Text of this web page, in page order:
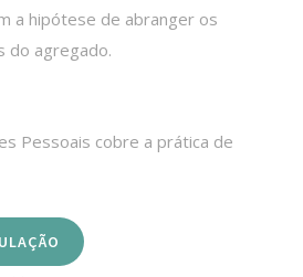
a hipótese de abranger os
do agregado.
Pessoais cobre a prática de